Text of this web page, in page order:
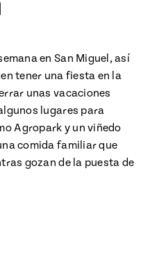
en San Miguel, así
tener una fiesta en la
unas vacaciones
lugares para
Agropark y un viñedo
comida familiar que
gozan de la puesta de